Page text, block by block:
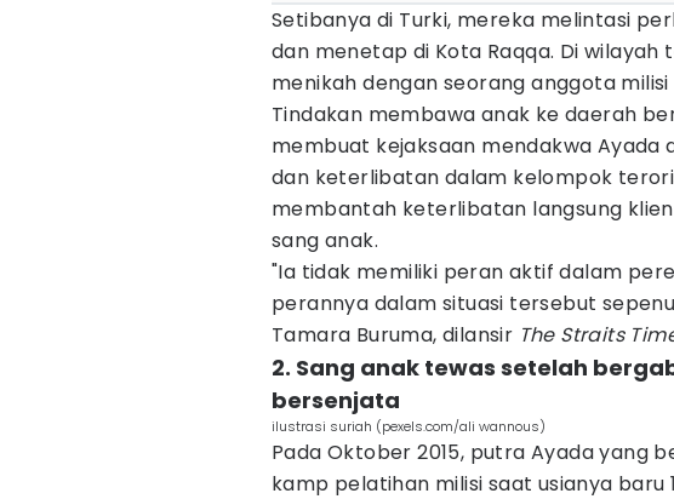
Setibanya di Turki, mereka melintasi
dan menetap di Kota Raqqa. Di wilayah
menikah dengan seorang anggota milisi
Tindakan membawa anak ke daerah
membuat kejaksaan mendakwa Ayada
dan keterlibatan dalam kelompok
membantah keterlibatan langsung
sang anak.
"Ia tidak memiliki peran aktif dalam
perannya dalam situasi tersebut
Tamara Buruma, dilansir The Straits
2. Sang anak tewas setelah
bersenjata
ilustrasi suriah (pexels.com/ali wannous)
Pada Oktober 2015, putra Ayada yang
kamp pelatihan milisi saat usianya baru